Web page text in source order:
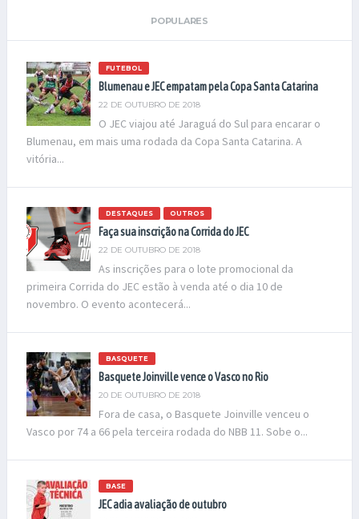
POPULARES
FUTEBOL
Blumenau e JEC empatam pela Copa Santa Catarina
22 DE OUTUBRO DE 2018
O JEC viajou até Jaraguá do Sul para encarar o
Blumenau, em mais uma rodada da Copa Santa Catarina. A
vitória...
DESTAQUES OUTROS
Faça sua inscrição na Corrida do JEC
22 DE OUTUBRO DE 2018
As inscrições para o lote promocional da
primeira Corrida do JEC estão à venda até o dia 10 de
novembro. O evento acontecerá...
BASQUETE
Basquete Joinville vence o Vasco no Rio
20 DE OUTUBRO DE 2018
Fora de casa, o Basquete Joinville venceu o
Vasco por 74 a 66 pela terceira rodada do NBB 11. Sobe o...
BASE
JEC adia avaliação de outubro